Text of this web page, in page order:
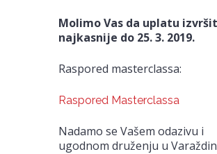
Molimo Vas da uplatu
najkasnije do 25. 3. 2019.
Raspored masterclassa:
Raspored Masterclassa
Nadamo se Vašem odazivu i
ugodnom druženju u